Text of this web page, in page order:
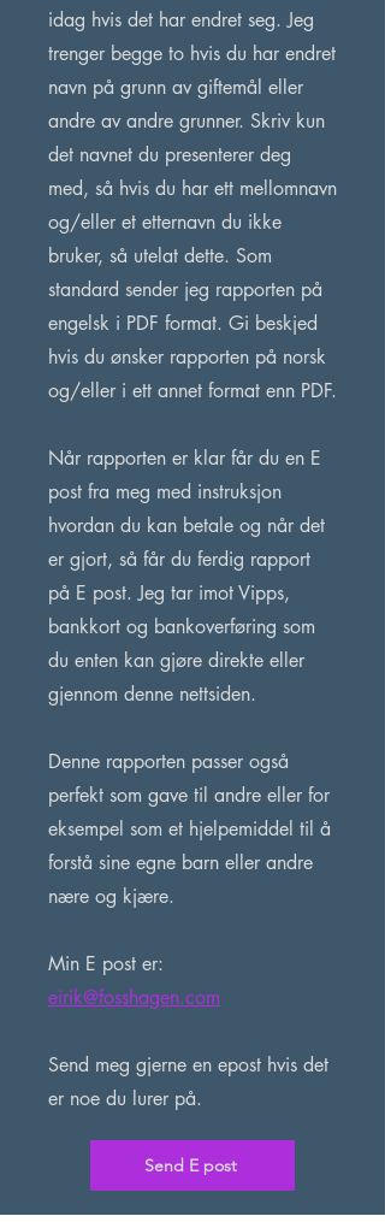
idag hvis det har endret seg. Jeg
trenger begge to hvis du har endret
navn på grunn av giftemål eller
andre av andre grunner. Skriv kun
det navnet du presenterer deg
med, så hvis du har ett mellomnavn
og/eller et etternavn du ikke
bruker, så utelat dette. Som
standard sender jeg rapporten på
engelsk i PDF format. Gi beskjed
hvis du ønsker rapporten på norsk
og/eller i ett annet format enn PDF.
Når rapporten er klar får du en E
post fra meg med instruksjon
hvordan du kan betale og når det
er gjort, så får du ferdig rapport
på E post. Jeg tar imot Vipps,
bankkort og bankoverføring som
du enten kan gjøre direkte eller
gjennom denne nettsiden.
Denne rapporten passer også
perfekt som gave til andre eller for
eksempel som et hjelpemiddel til å
forstå sine egne barn eller andre
nære og kjære.
Min E post er:
eirik@fosshagen.com
Send meg gjerne en epost hvis det
er noe du lurer på.
Send E post